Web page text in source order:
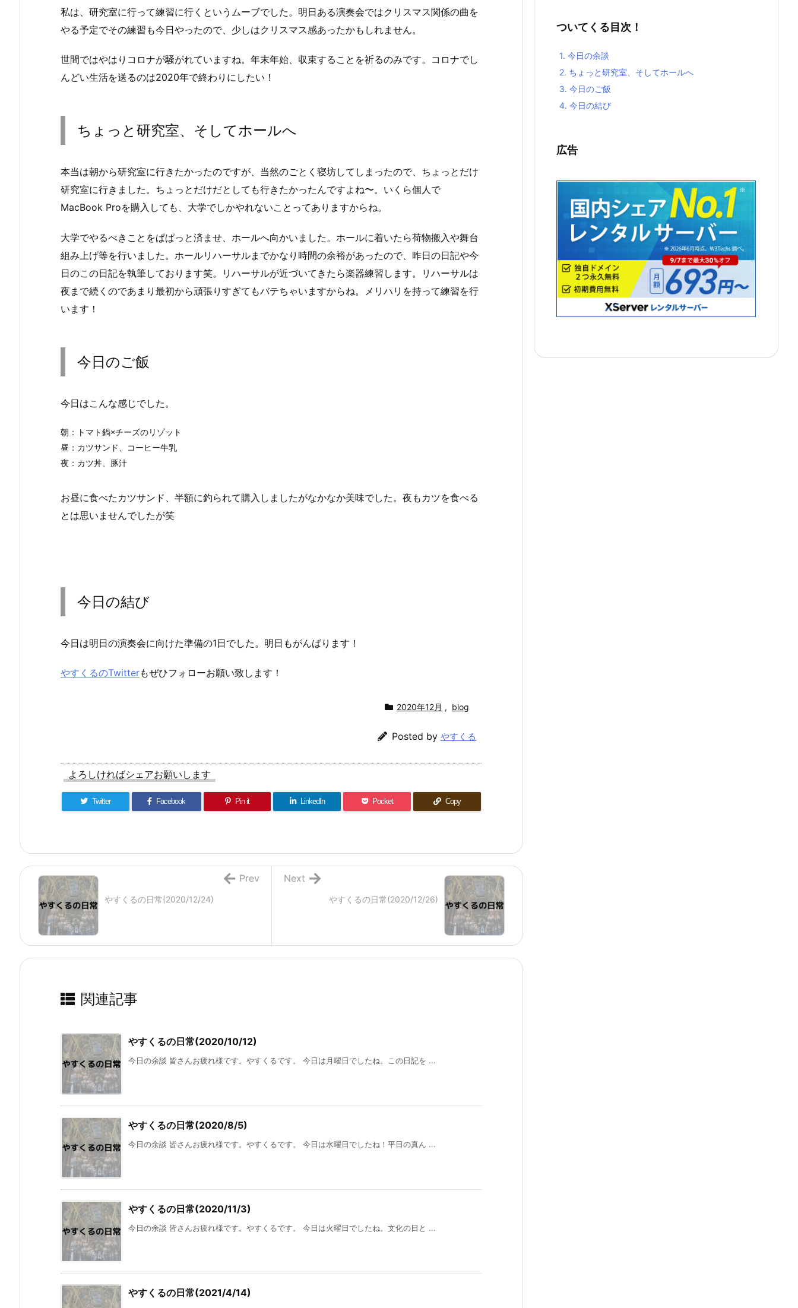
私は、研究室に行って練習に行くというムーブでした。明日ある演奏会ではクリスマス関係の曲を
やる予定でその練習も今日やったので、少しはクリスマス感あったかもしれません。
世間ではやはりコロナが騒がれていますね。年末年始、収束することを祈るのみです。コロナでし
んどい生活を送るのは2020年で終わりにしたい！
ちょっと研究室、そしてホールへ
本当は朝から研究室に行きたかったのですが、当然のごとく寝坊してしまったので、ちょっとだけ
研究室に行きました。ちょっとだけだとしても行きたかったんですよね〜。いくら個人で
MacBook Proを購入しても、大学でしかやれないことってありますからね。
大学でやるべきことをぱぱっと済ませ、ホールへ向かいました。ホールに着いたら荷物搬入や舞台
組み上げ等を行いました。ホールリハーサルまでかなり時間の余裕があったので、昨日の日記や今
日のこの日記を執筆しております笑。リハーサルが近づいてきたら楽器練習します。リハーサルは
夜まで続くのであまり最初から頑張りすぎてもバテちゃいますからね。メリハリを持って練習を行
います！
今日のご飯
今日はこんな感じでした。
朝：トマト鍋×チーズのリゾット
昼：カツサンド、コーヒー牛乳
夜：カツ丼、豚汁
お昼に食べたカツサンド、半額に釣られて購入しましたがなかなか美味でした。夜もカツを食べる
とは思いませんでしたが笑
今日の結び
今日は明日の演奏会に向けた準備の1日でした。明日もがんばります！
やすくるのTwitterもぜひフォローお願い致します！
2020年12月 , blog
Posted by やすくる
よろしければシェアお願いします
Twitter Facebook Pin it LinkedIn Pocket Copy
やすくるの日常(2020/12/26)
Next
やすくるの日常(2020/12/24)
Prev
関連記事
やすくるの日常(2020/10/12)
今日の余談 皆さんお疲れ様です。やすくるです。 今日は月曜日でしたね。この日記を ...
やすくるの日常(2020/8/5)
今日の余談 皆さんお疲れ様です。やすくるです。 今日は水曜日でしたね！平日の真ん ...
やすくるの日常(2020/11/3)
今日の余談 皆さんお疲れ様です。やすくるです。 今日は火曜日でしたね。文化の日と ...
やすくるの日常(2021/4/14)
ついてくる目次！
1. 今日の余談
2. ちょっと研究室、そしてホールへ
3. 今日のご飯
4. 今日の結び
広告